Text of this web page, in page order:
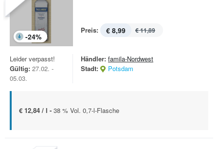
-24%
Preis: € 8,99 € 11,89
Leider verpasst!
Gültig: 27.02. -
05.03.
Händler: famila-Nordwest
Stadt:
Potsdam
€ 12,84 / l - 38 % Vol. 0,7-l-Flasche